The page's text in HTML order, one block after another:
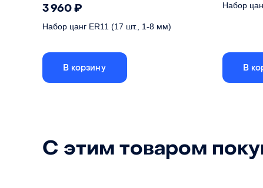
Набор из 17 цанг ER11 для шпинделя
фрезерного станка с ЧПУ
Размеры
А (<0.015 мм)
3 960₽
Набор цанг ER11 (17 шт., 1-8 мм)
В корзину
Кол-во в
Набор
В
С этим товаром